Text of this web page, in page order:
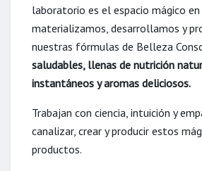
laboratorio es el espacio mágico
materializamos, desarrollamos y
nuestras fórmulas de Belleza
saludables, llenas de nutrición
instantáneos y aromas deliciosos.
Trabajan con ciencia, intuición y
canalizar, crear y producir estos
productos.